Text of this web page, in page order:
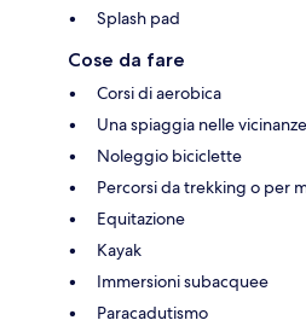
Splash pad
Cose da fare
Corsi di aerobica
Una spiaggia nelle vicinanze
Noleggio biciclette
Percorsi da trekking o per
Equitazione
Kayak
Immersioni subacquee
Paracadutismo